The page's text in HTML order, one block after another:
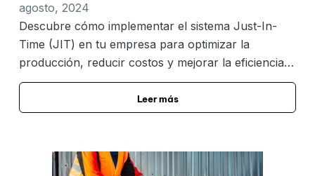
agosto, 2024
Descubre cómo implementar el sistema Just-In-
Time (JIT) en tu empresa para optimizar la
producción, reducir costos y mejorar la eficiencia…
Leer más